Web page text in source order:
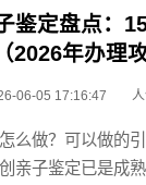
鉴定盘点：
（2026年办理
06-05 17:16:47
怎么做？可以做的
亲子鉴定已是成